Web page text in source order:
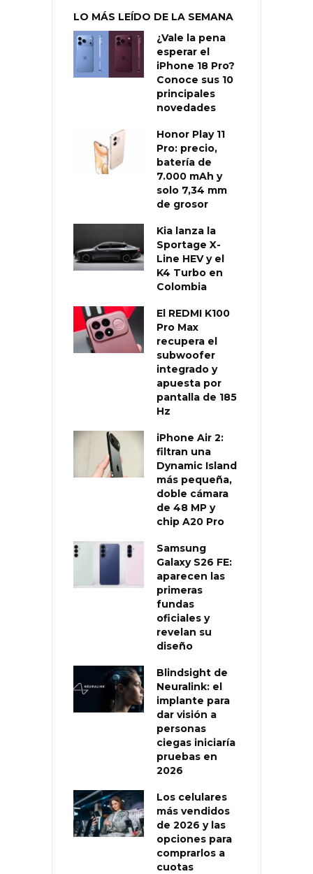
LO MÁS LEÍDO DE LA SEMANA
¿Vale la pena
esperar el
iPhone 18 Pro?
Conoce sus 10
principales
novedades
Honor Play 11
Pro: precio,
batería de
7.000 mAh y
solo 7,34 mm
de grosor
Kia lanza la
Sportage X-
Line HEV y el
K4 Turbo en
Colombia
El REDMI K100
Pro Max
recupera el
subwoofer
integrado y
apuesta por
pantalla de 185
Hz
iPhone Air 2:
filtran una
Dynamic Island
más pequeña,
doble cámara
de 48 MP y
chip A20 Pro
Samsung
Galaxy S26 FE:
aparecen las
primeras
fundas
oficiales y
revelan su
diseño
Blindsight de
Neuralink: el
implante para
dar visión a
personas
ciegas iniciaría
pruebas en
2026
Los celulares
más vendidos
de 2026 y las
opciones para
comprarlos a
cuotas